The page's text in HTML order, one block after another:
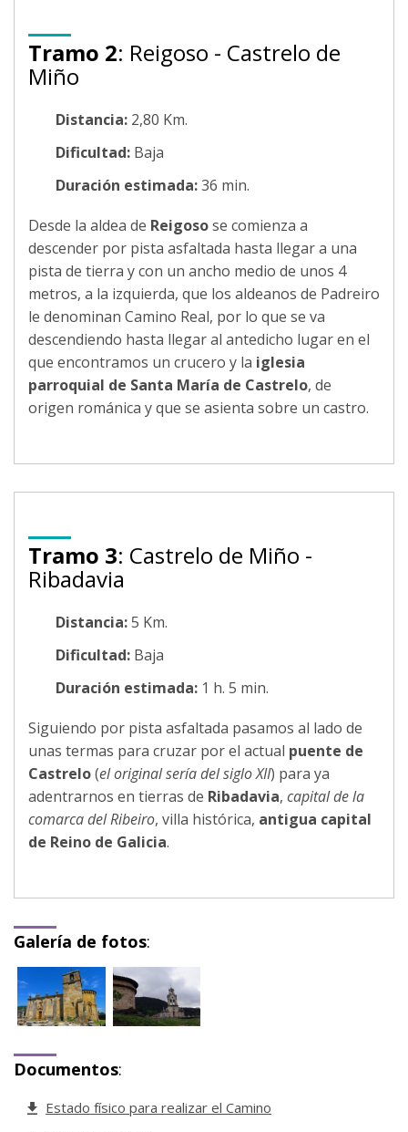
Tramo 2: Reigoso - Castrelo de
Miño
Distancia: 2,80 Km.
Dificultad: Baja
Duración estimada:36 min.
Desde la aldea de Reigosose comienza a
descender por pista asfaltada hasta llegar a una
pista de tierra y con un ancho medio de unos 4
metros, a la izquierda, que los aldeanos de Padreiro
le denominan Camino Real, por lo que se va
descendiendo hasta llegar al antedicho lugar en el
que encontramos un crucero y la iglesia
parroquial de Santa María de Castrelo, de
origen románica y que se asienta sobre un castro.
Tramo 3: Castrelo de Miño -
Ribadavia
Distancia:5 Km.
Dificultad: Baja
Duración estimada: 1 h. 5 min.
Siguiendo por pista asfaltada pasamos al lado de
unas termas para cruzar por el actual puente de
Castrelo(el original sería del siglo XII) para ya
adentrarnos en tierras de Ribadavia, capital de la
comarca del Ribeiro, villa histórica, antigua capital
de Reino de Galicia.
Galería de fotos:
Documentos:
Estado físico para realizar el Camino